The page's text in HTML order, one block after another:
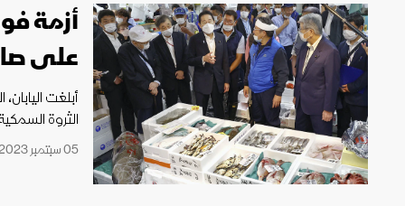
أزمة
على
أبلغت
الثروة
05 سبتمبر 2023 06:04